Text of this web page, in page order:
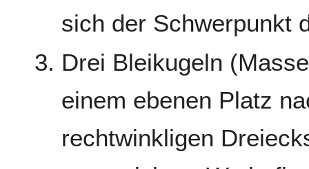
sich der Schwerpunkt
Drei Bleikugeln
einem ebenen Platz
rechtwinkligen